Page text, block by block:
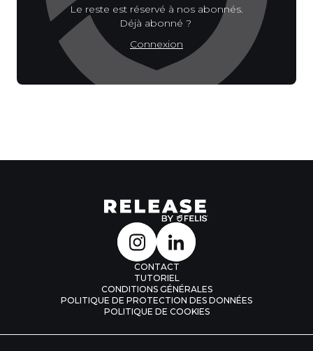
Le reste est réservé à nos abonnés.
Déjà abonné ?
Connexion
CONTACT
TUTORIEL
CONDITIONS GÉNÉRALES
POLITIQUE DE PROTECTION DES DONNÉES
POLITIQUE DE COOKIES